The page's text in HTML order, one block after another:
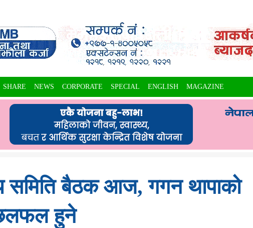
SHARE NEWS CORPORATE SPECIAL ENGLISH MAGAZINE
समिति बैठक आज, गगन थापाको
छलफल हुने